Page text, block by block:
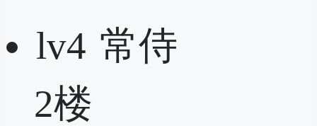
lv4 常侍
2楼